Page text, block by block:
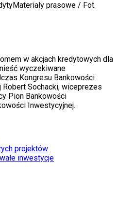
Materiały prasowe / Fot.
w akcjach kredytowych dla
wyczekiwane
Kongresu Bankowości
Sochacki, wiceprezes
Pion Bankowości
Inwestycyjnej.
projektów
inwestycje